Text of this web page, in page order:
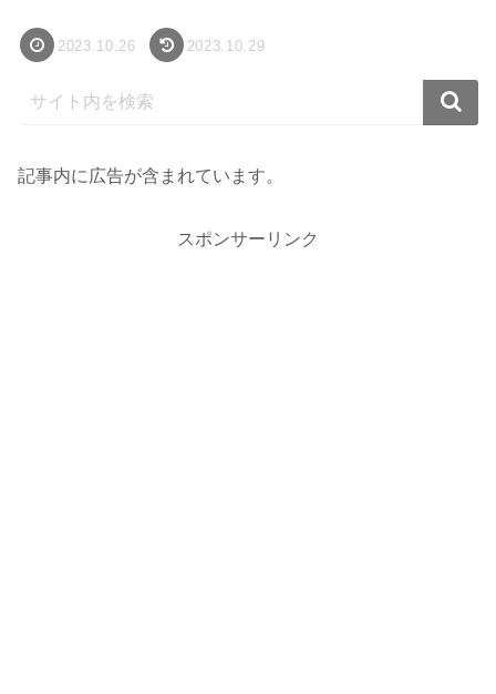
2023.10.26 2023.10.29
記事内に広告が含まれています。
スポンサーリンク